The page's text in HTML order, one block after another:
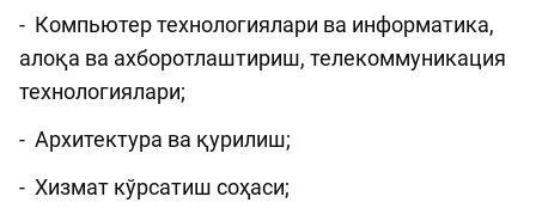
- Компьютер технологиялари ва информатика,
алоқа ва ахборотлаштириш, телекоммуникация
технологиялари;
- Архитектура ва қурилиш;
- Хизмат кўрсатиш соҳаси;